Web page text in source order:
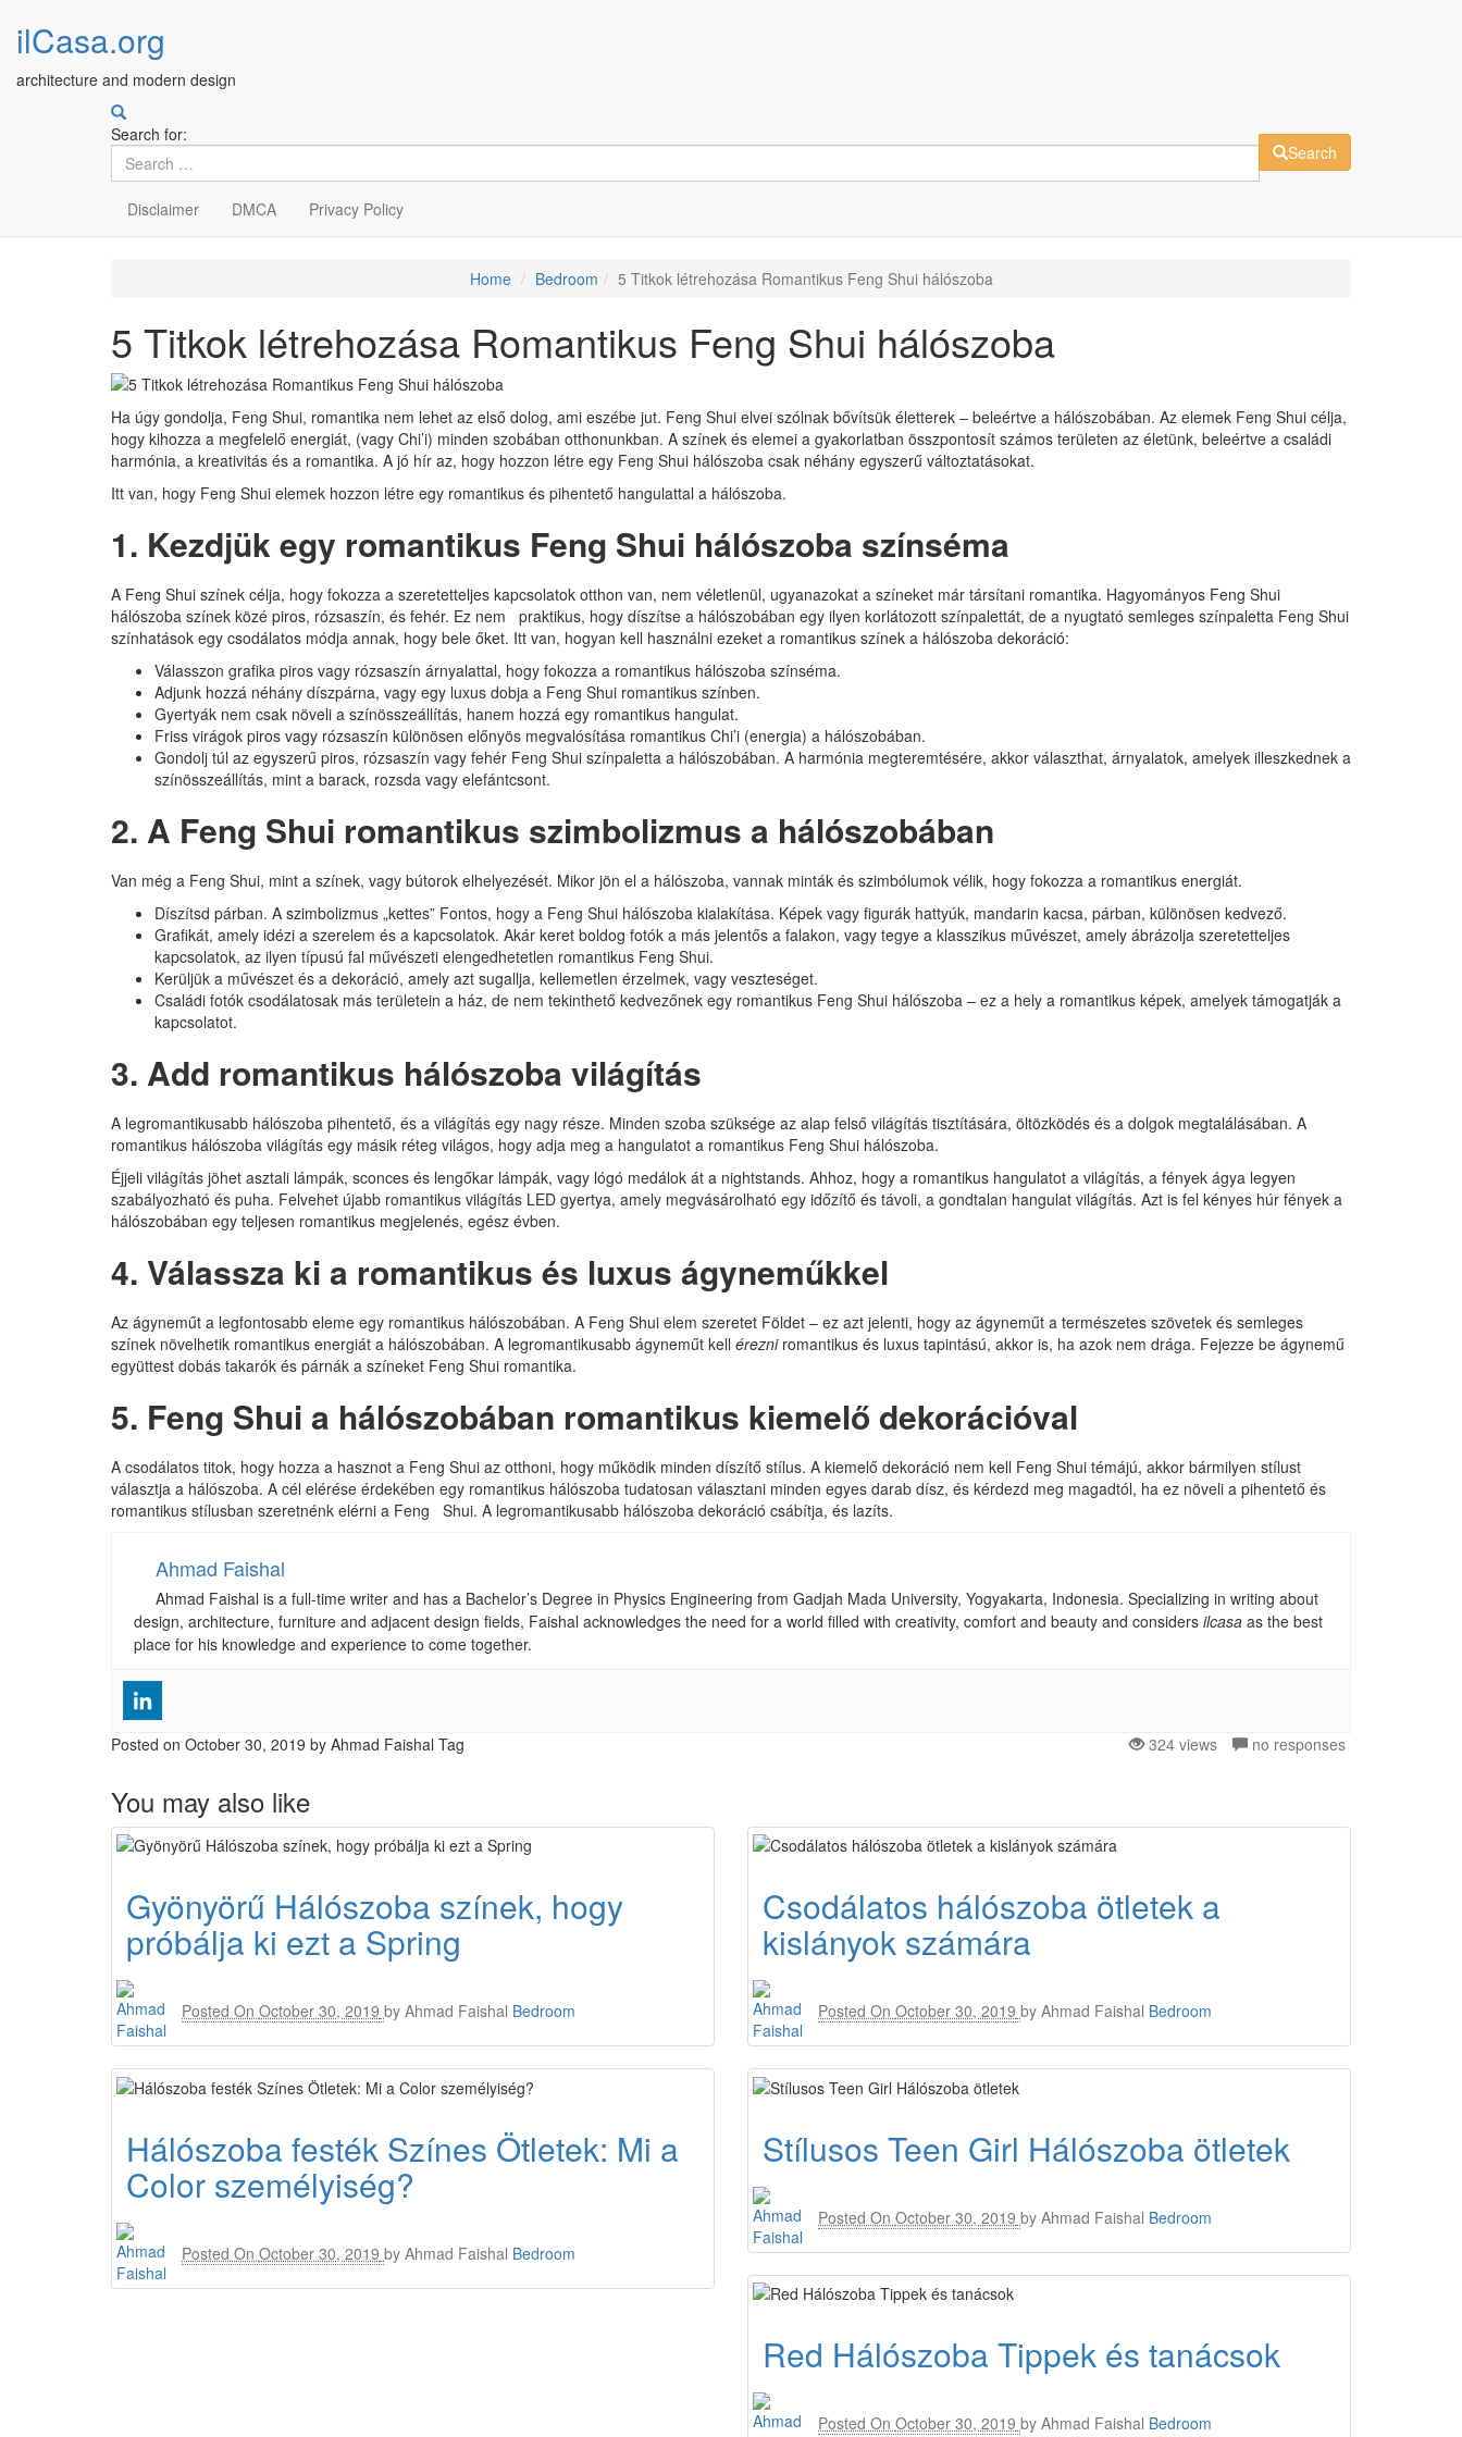
ilCasa.org
architecture and modern design
Search for:
Search
Disclaimer DMCA Privacy Policy
Home Bedroom 5 Titkok létrehozása Romantikus Feng Shui hálószoba
5 Titkok létrehozása Romantikus Feng Shui hálószoba
Ha úgy gondolja, Feng Shui, romantika nem lehet az első dolog, ami eszébe jut. Feng Shui elvei szólnak bővítsük életterek – beleértve a hálószobában. Az elemek Feng Shui célja,
hogy kihozza a megfelelő energiát, (vagy Chi’i) minden szobában otthonunkban. A színek és elemei a gyakorlatban összpontosít számos területen az életünk, beleértve a családi
harmónia, a kreativitás és a romantika. A jó hír az, hogy hozzon létre egy Feng Shui hálószoba csak néhány egyszerű változtatásokat.
Itt van, hogy Feng Shui elemek hozzon létre egy romantikus és pihentető hangulattal a hálószoba.
1. Kezdjük egy romantikus Feng Shui hálószoba színséma
A Feng Shui színek célja, hogy fokozza a szeretetteljes kapcsolatok otthon van, nem véletlenül, ugyanazokat a színeket már társítani romantika. Hagyományos Feng Shui
hálószoba színek közé piros, rózsaszín, és fehér. Ez nem
praktikus, hogy díszítse a hálószobában egy ilyen korlátozott színpalettát, de a nyugtató semleges színpaletta Feng Shui
színhatások egy csodálatos módja annak, hogy bele őket. Itt van, hogyan kell használni ezeket a romantikus színek a hálószoba dekoráció:
Válasszon grafika piros vagy rózsaszín árnyalattal, hogy fokozza a romantikus hálószoba színséma.
Adjunk hozzá néhány díszpárna, vagy egy luxus dobja a Feng Shui romantikus színben.
Gyertyák nem csak növeli a színösszeállítás, hanem hozzá egy romantikus hangulat.
Friss virágok piros vagy rózsaszín különösen előnyös megvalósítása romantikus Chi’i (energia) a hálószobában.
Gondolj túl az egyszerű piros, rózsaszín vagy fehér Feng Shui színpaletta a hálószobában. A harmónia megteremtésére, akkor választhat, árnyalatok, amelyek illeszkednek a
színösszeállítás, mint a barack, rozsda vagy elefántcsont.
2. A Feng Shui romantikus szimbolizmus a hálószobában
Van még a Feng Shui, mint a színek, vagy bútorok elhelyezését. Mikor jön el a hálószoba, vannak minták és szimbólumok vélik, hogy fokozza a romantikus energiát.
Díszítsd párban. A szimbolizmus „kettes” Fontos, hogy a Feng Shui hálószoba kialakítása. Képek vagy figurák hattyúk, mandarin kacsa, párban, különösen kedvező.
Grafikát, amely idézi a szerelem és a kapcsolatok. Akár keret boldog fotók a más jelentős a falakon, vagy tegye a klasszikus művészet, amely ábrázolja szeretetteljes
kapcsolatok, az ilyen típusú fal művészeti elengedhetetlen romantikus Feng Shui.
Kerüljük a művészet és a dekoráció, amely azt sugallja, kellemetlen érzelmek, vagy veszteséget.
Családi fotók csodálatosak más területein a ház, de nem tekinthető kedvezőnek egy romantikus Feng Shui hálószoba – ez a hely a romantikus képek, amelyek támogatják a
kapcsolatot.
3. Add romantikus hálószoba világítás
A legromantikusabb hálószoba pihentető, és a világítás egy nagy része. Minden szoba szüksége az alap felső világítás tisztítására, öltözködés és a dolgok megtalálásában. A
romantikus hálószoba világítás egy másik réteg világos, hogy adja meg a hangulatot a romantikus Feng Shui hálószoba.
Éjjeli világítás jöhet asztali lámpák, sconces és lengőkar lámpák, vagy lógó medálok át a nightstands. Ahhoz, hogy a romantikus hangulatot a világítás, a fények ágya legyen
szabályozható és puha. Felvehet újabb romantikus világítás LED gyertya, amely megvásárolható egy időzítő és távoli, a gondtalan hangulat világítás. Azt is fel kényes húr fények a
hálószobában egy teljesen romantikus megjelenés, egész évben.
4. Válassza ki a romantikus és luxus ágyneműkkel
Az ágyneműt a legfontosabb eleme egy romantikus hálószobában. A Feng Shui elem szeretet Földet – ez azt jelenti, hogy az ágyneműt a természetes szövetek és semleges
színek növelhetik romantikus energiát a hálószobában. A legromantikusabb ágyneműt kell érezniromantikus és luxus tapintású, akkor is, ha azok nem drága. Fejezze be ágynemű
együttest dobás takarók és párnák a színeket Feng Shui romantika.
5. Feng Shui a hálószobában romantikus kiemelő dekorációval
A csodálatos titok, hogy hozza a hasznot a Feng Shui az otthoni, hogy működik minden díszítő stílus. A kiemelő dekoráció nem kell Feng Shui témájú, akkor bármilyen stílust
választja a hálószoba. A cél elérése érdekében egy romantikus hálószoba tudatosan választani minden egyes darab dísz, és kérdezd meg magadtól, ha ez növeli a pihentető és
romantikus stílusban szeretnénk elérni a Feng
Shui. A legromantikusabb hálószoba dekoráció csábítja, és lazíts.
Ahmad Faishal
Ahmad Faishal is a full-time writer and has a Bachelor’s Degree in Physics Engineering from Gadjah Mada University, Yogyakarta, Indonesia. Specializing in writing about
design, architecture, furniture and adjacent design fields, Faishal acknowledges the need for a world filled with creativity, comfort and beauty and considers ilcasa as the best
place for his knowledge and experience to come together.
Posted on October 30, 2019 by Ahmad Faishal Tag 324 views no responses
You may also like
Gyönyörű Hálószoba színek, hogy
próbálja ki ezt a Spring
Posted On October 30, 2019 by Ahmad Faishal Bedroom
Csodálatos hálószoba ötletek a
kislányok számára
Posted On October 30, 2019 by Ahmad Faishal Bedroom
Hálószoba festék Színes Ötletek: Mi a
Color személyiség?
Posted On October 30, 2019 by Ahmad Faishal Bedroom
Stílusos Teen Girl Hálószoba ötletek
Posted On October 30, 2019 by Ahmad Faishal Bedroom
Red Hálószoba Tippek és tanácsok
Posted On October 30, 2019 by Ahmad Faishal Bedroom